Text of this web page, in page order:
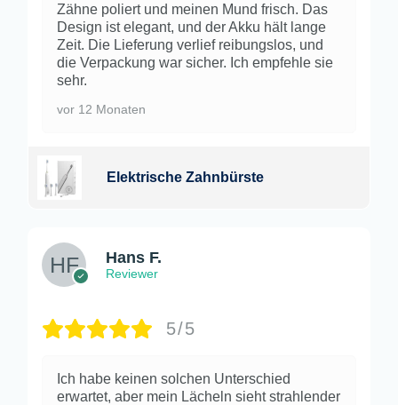
Zähne poliert und meinen Mund frisch. Das
Design ist elegant, und der Akku hält lange
Zeit. Die Lieferung verlief reibungslos, und
die Verpackung war sicher. Ich empfehle sie
sehr.
vor 12 Monaten
Elektrische Zahnbürste
Hans F.
Reviewer
5/5
Ich habe keinen solchen Unterschied
erwartet, aber mein Lächeln sieht strahlender